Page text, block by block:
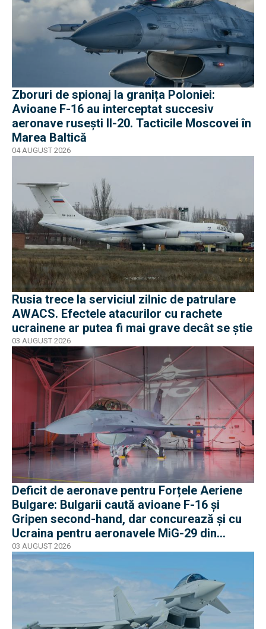
Zboruri de spionaj la granița Poloniei:
Avioane F-16 au interceptat succesiv
aeronave rusești Il-20. Tacticile Moscovei în
Marea Baltică
04 AUGUST 2026
Rusia trece la serviciul zilnic de patrulare
AWACS. Efectele atacurilor cu rachete
ucrainene ar putea fi mai grave decât se știe
03 AUGUST 2026
Deficit de aeronave pentru Forțele Aeriene
Bulgare: Bulgarii caută avioane F-16 și
Gripen second-hand, dar concurează și cu
Ucraina pentru aeronavele MiG-29 din
Polonia
03 AUGUST 2026